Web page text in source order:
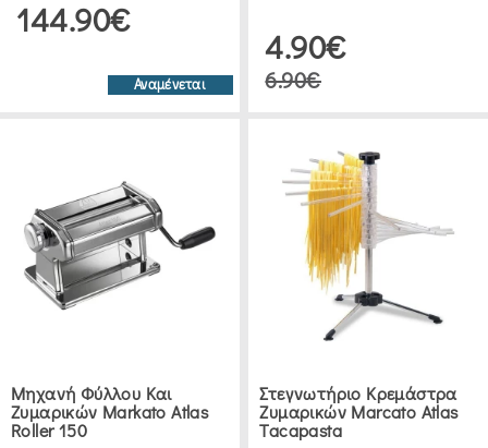
144.90€
Αναμένεται
4.90€
6.90€
Μηχανή Φύλλου Και
Ζυμαρικών Markato Atlas
Roller 150
Στεγνωτήριο Κρεμάστρα
Ζυμαρικών Marcato Atlas
Tacapasta